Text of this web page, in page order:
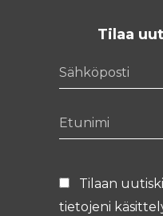
Tilaa
Tilaan
tietojeni